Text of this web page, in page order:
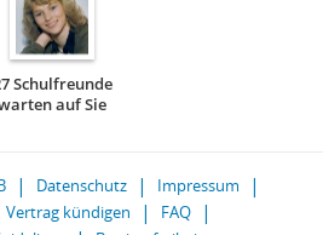
Schulfreunde
auf Sie
Datenschutz
Impressum
Vertrag kündigen
FAQ